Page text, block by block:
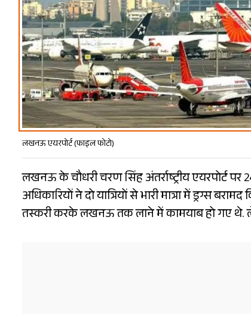
लखनऊ एयरपोर्ट (फाइल फोटो)
लखनऊ के चौधरी चरण सिंह अंतर्राष्ट्रीय एयरपोर्ट
अधिकारियों ने दो यात्रियों से भारी मात्रा में ड्रग्स
तस्करी करके लखनऊ तक लाने में कामयाब हो गए थे.